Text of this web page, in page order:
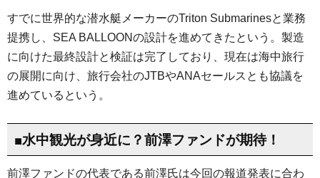
すでに世界的な潜水艇メーカーのTriton Submarinesと業務
提携し、SEA BALLOONの設計を進めてきたという。製造
に向けた最終設計と検証は完了しており、現在は海中旅行
の展開に向け、旅行会社のJTBやANAセールスとも協議を
進めているという。
■水中観光が身近に？前澤ファンドが期待！
前澤ファンドの代表である前澤氏は今回の報道発表に合わ